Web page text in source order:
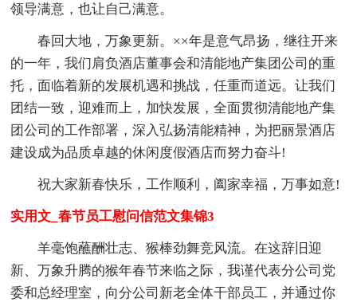
领导满意，也让自己满意。
春回大地，万象更新。××年是意气昂扬，继往开来
的一年，我们肩负酒店董事会和清能地产集团公司的重
托，面临着新的发展机遇和挑战，任重而道远。让我们
团结一致，迎难而上，加快发展，全面贯彻清能地产集
团公司的工作部署，深入弘扬清能精神，为把丽景酒店
建设成为品质卓越的休闲度假酒店而努力奋斗!
祝大家新春快乐，工作顺利，阖家幸福，万事如意!
实用文_春节员工慰问信范文集锦3
羊毫饱蘸酬壮志、猴棒劲舞竞风流。在这辞旧迎
新、万象升腾的猴年春节来临之际，我谨代表分公司党
委和总经理室，向分公司新老全体干部员工，并通过你